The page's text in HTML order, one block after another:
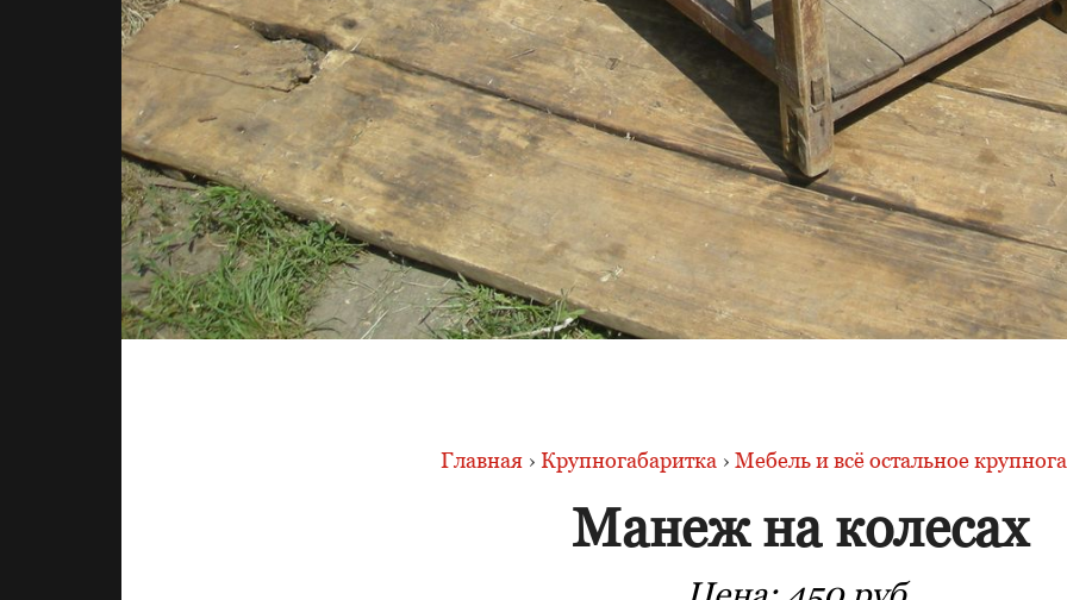
Главная › Крупногабаритка › Мебель и всё остальное
Манеж на колесах